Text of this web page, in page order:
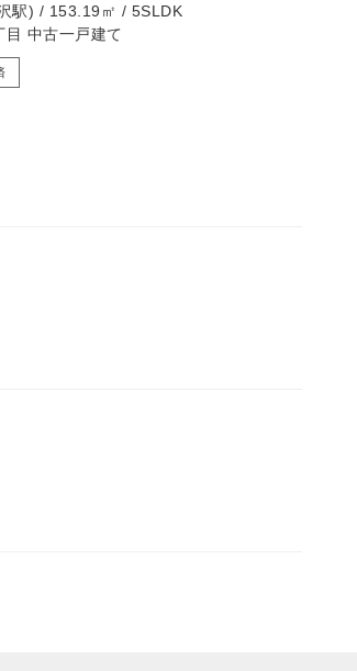
駅) / 153.19㎡ / 5SLDK
目 中古一戸建て